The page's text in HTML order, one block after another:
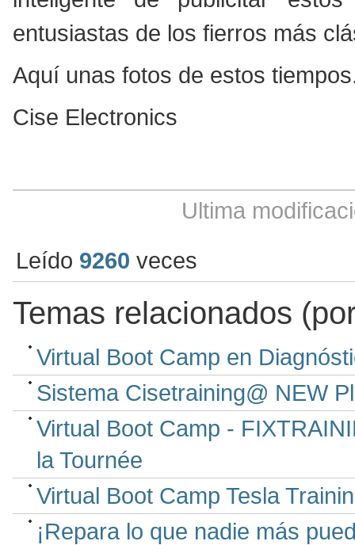
entusiastas de los fierros más
Aquí unas fotos de estos
Cise Electronics
Ultima
Leído 9260 veces
Temas relacionados
Virtual Boot Camp en
Sistema Cisetraining@ NEW
Virtual Boot Camp -
la Tournée
Virtual Boot Camp Tesla
¡Repara lo que nadie más